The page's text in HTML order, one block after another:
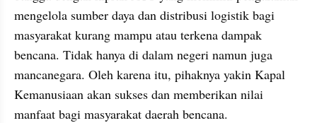
mengelola sumber daya dan distribusi logistik bagi
masyarakat kurang mampu atau terkena dampak
bencana. Tidak hanya di dalam negeri namun juga
mancanegara. Oleh karena itu, pihaknya yakin Kapal
Kemanusiaan akan sukses dan memberikan nilai
manfaat bagi masyarakat daerah bencana.